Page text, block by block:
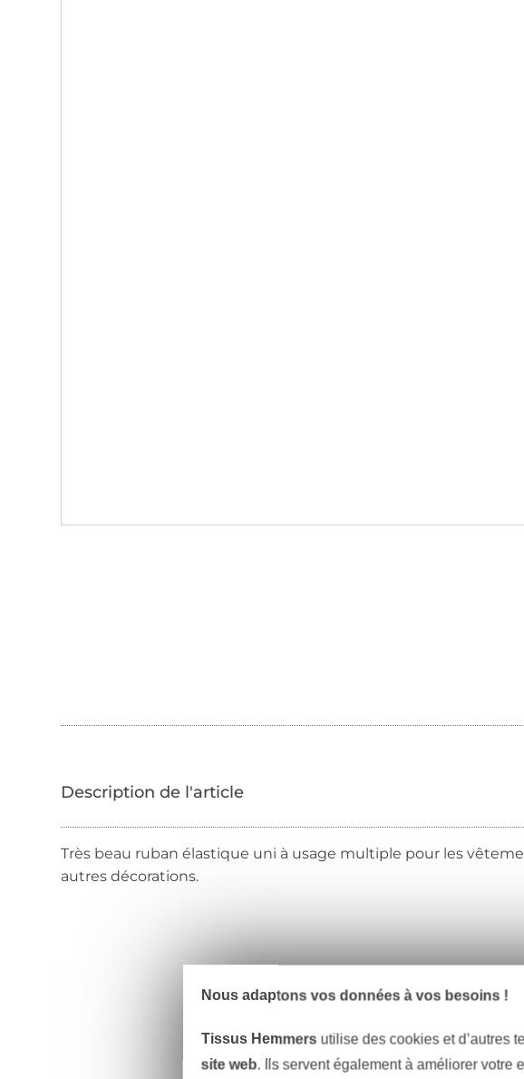
Très beau ruban élastique uni à usage multiple pour les
autres décorations.
Nous adaptons vos données à vos besoins !
Tissus Hemmers utilise des cookies et d’autres
site web. Ils servent également à améliorer votre